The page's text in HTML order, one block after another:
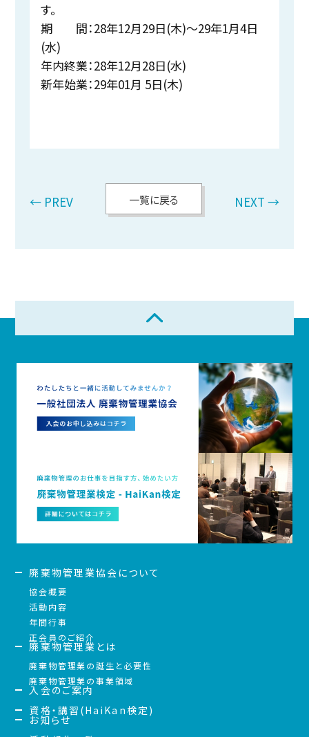
す。
期 間：28年12月29日(木)～29年1月4日
(水)
年内終業：28年12月28日(水)
新年始業：29年01月 5日(木)
← PREV 一覧に戻る NEXT →
廃棄物管理業協会について
協会概要
活動内容
年間行事
正会員のご紹介
廃棄物管理業とは
廃棄物管理業の誕生と必要性
廃棄物管理業の事業領域
入会のご案内
資格・講習(HaiKan検定)
お知らせ